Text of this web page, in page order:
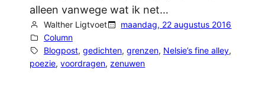
alleen vanwege wat ik net…
Walther Ligtvoet
maandag, 22 augustus 2016
Column
Blogpost, gedichten, grenzen, Nelsie’s fine alley,
poezie, voordragen, zenuwen